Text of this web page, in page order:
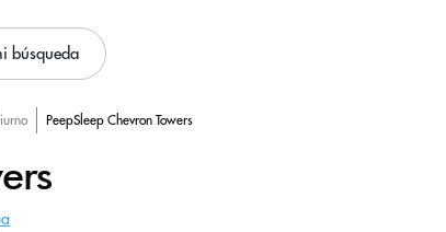
búsqueda
PeepSleep Chevron Towers